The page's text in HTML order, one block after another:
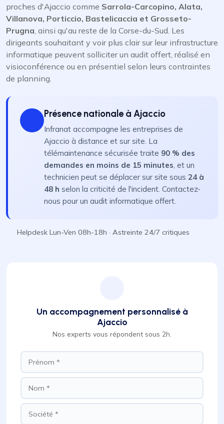
proches d'Ajaccio comme Sarrola-Carcopino, Alata,
Villanova, Porticcio, Bastelicaccia et Grosseto-
Prugna, ainsi qu'au reste de la Corse-du-Sud. Les
dirigeants souhaitant y voir plus clair sur leur infrastructure
informatique peuvent solliciter un audit offert, réalisé en
visioconférence ou en présentiel selon leurs contraintes
de planning.
Présence nationale à Ajaccio
Infranat accompagne les entreprises de
Ajaccio à distance et sur site. La
télémaintenance sécurisée traite 90 % des
demandes en moins de 15 minutes, et un
technicien peut se déplacer sur site sous 24 à
48 h selon la criticité de l'incident. Contactez-
nous pour un audit informatique offert.
Helpdesk Lun-Ven 08h-18h · Astreinte 24/7 critiques
Un accompagnement personnalisé à
Ajaccio
Nos experts vous répondent sous 2h.